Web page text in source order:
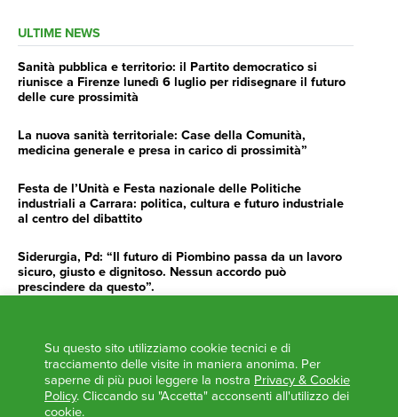
ULTIME NEWS
Sanità pubblica e territorio: il Partito democratico si
riunisce a Firenze lunedì 6 luglio per ridisegnare il futuro
delle cure prossimità
La nuova sanità territoriale: Case della Comunità,
medicina generale e presa in carico di prossimità”
Festa de l’Unità e Festa nazionale delle Politiche
industriali a Carrara: politica, cultura e futuro industriale
al centro del dibattito
Siderurgia, Pd: “Il futuro di Piombino passa da un lavoro
sicuro, giusto e dignitoso. Nessun accordo può
prescindere da questo”.
impegno e determinazione delle istituzioni”
AGENDA
‘ANCORA UNA VOLTA LA TOSCANA TRACCIA LA
Su questo sito utilizziamo cookie tecnici e di
tracciamento delle visite in maniera anonima. Per
saperne di più puoi leggere la nostra Privacy & Cookie
Policy. Cliccando su "Accetta" acconsenti all'utilizzo dei
cookie.